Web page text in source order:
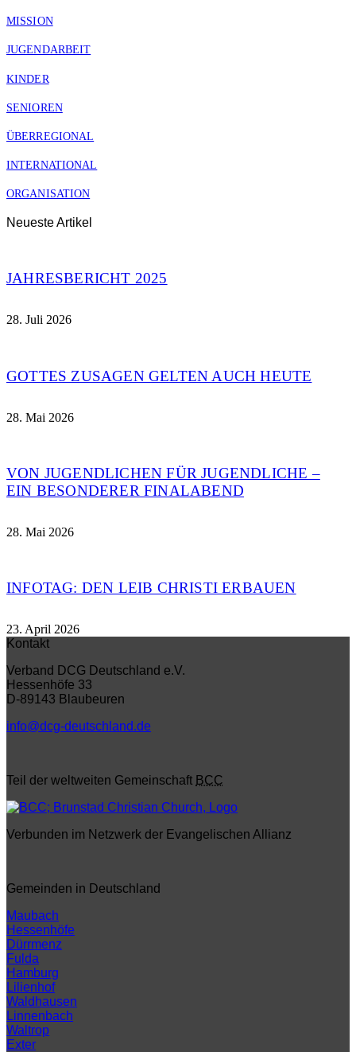
MISSION
JUGENDARBEIT
KINDER
SENIOREN
ÜBERREGIONAL
INTERNATIONAL
ORGANISATION
Neueste Artikel
JAHRESBERICHT 2025
28. Juli 2026
GOTTES ZUSAGEN GELTEN AUCH HEUTE
28. Mai 2026
VON JUGENDLICHEN FÜR JUGENDLICHE –
EIN BESONDERER FINALABEND
28. Mai 2026
INFOTAG: DEN LEIB CHRISTI ERBAUEN
23. April 2026
Kontakt
Verband DCG Deutschland e.V.
Hessenhöfe 33
D-89143 Blaubeuren
info@dcg-deutschland.de
Teil der weltweiten Gemeinschaft BCC
Verbunden im Netzwerk der Evangelischen Allianz
Gemeinden in Deutschland
Maubach
Hessenhöfe
Dürrmenz
Fulda
Hamburg
Lilienhof
Waldhausen
Linnenbach
Waltrop
Exter